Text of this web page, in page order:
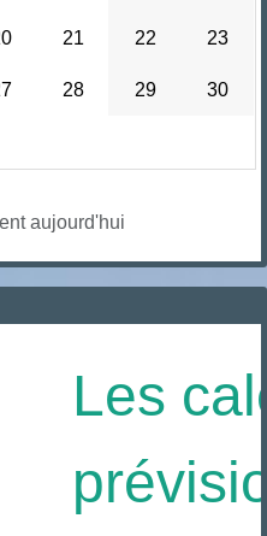
21 22 23
28 29 30
aujourd'hui
Les